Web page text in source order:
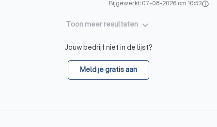
Bijgewerkt: 07-08-2026 om 10:53info
Toon meer resultaten keyboard_arrow_down
Jouw bedrijf niet in de lijst?
Meld je gratis aan